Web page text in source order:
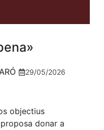
29/05/2026
objectius
donar a